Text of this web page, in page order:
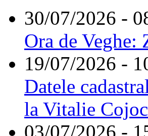
30/07/2026 -
Ora de
19/07/2026 -
Datele
la Vitalie
03/07/2026 -